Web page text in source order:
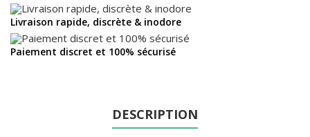
Livraison rapide, discrète & inodore
Paiement discret et 100% sécurisé
DESCRIPTION